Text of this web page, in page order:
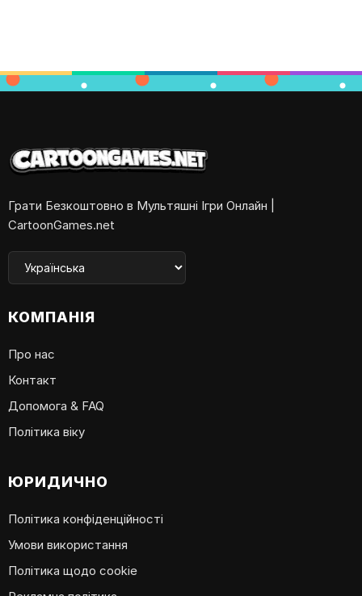
Грати Безкоштовно в Мультяшні Ігри Онлайн |
CartoonGames.net
КОМПАНІЯ
Про нас
Контакт
Допомога & FAQ
Політика віку
ЮРИДИЧНО
Політика конфіденційності
Умови використання
Політика щодо cookie